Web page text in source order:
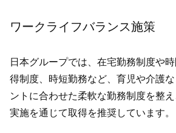
ワークライフバランス施策
日本グループでは、在宅勤務制度や
得制度、時短勤務など、育児や介護
ントに合わせた柔軟な勤務制度を整
実施を通じて取得を推奨しています。